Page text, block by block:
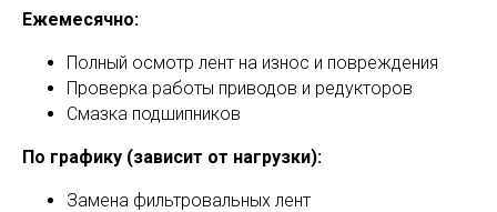
Ежемесячно:
Полный осмотр лент на износ и повреждения
Проверка работы приводов и редукторов
Смазка подшипников
По графику (зависит от нагрузки):
Замена фильтровальных лент